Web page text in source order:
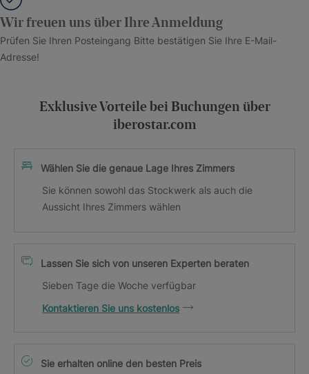
Wir freuen uns über Ihre Anmeldung
Prüfen Sie Ihren Posteingang Bitte bestätigen Sie Ihre E-Mail-
Adresse!
Exklusive Vorteile bei Buchungen über
iberostar.com
Wählen Sie die genaue Lage Ihres Zimmers
Sie können sowohl das Stockwerk als auch die
Aussicht Ihres Zimmers wählen
Lassen Sie sich von unseren Experten beraten
Sieben Tage die Woche verfügbar
Kontaktieren Sie uns kostenlos
Sie erhalten online den besten Preis